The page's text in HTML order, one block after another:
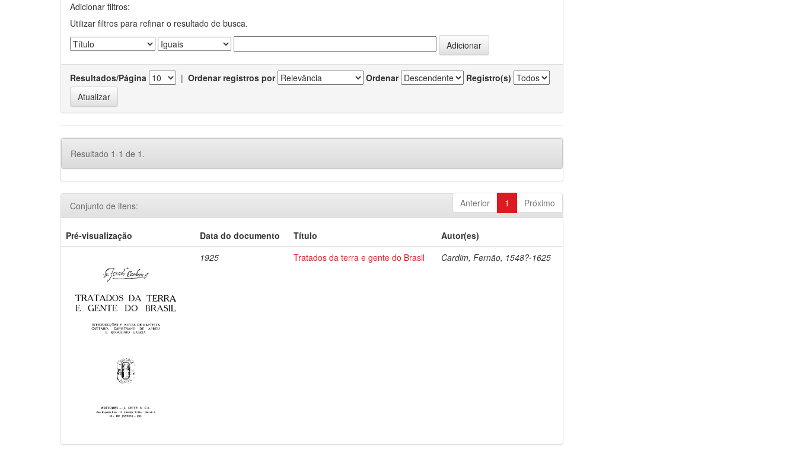
Adicionar filtros:
Utilizar filtros para refinar o resultado de busca.
Resultados/Página | Ordenar registros por Ordenar Registro(s)
Resultado 1-1 de 1.
Anterior 1 Próximo
Conjunto de itens:
Pré-visualização Data do documento Título
Autor(es)
1925
Tratados da terra e gente do Brasil Cardim, Fernão, 1548?-1625